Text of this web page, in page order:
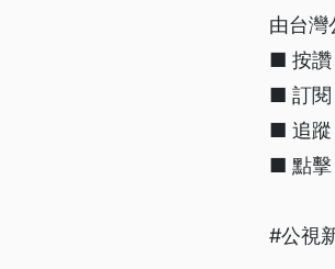
由台灣
■ 按
■ 訂
■ 追蹤
■ 點
#公視